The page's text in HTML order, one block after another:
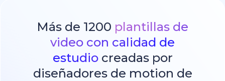
Más de 1200 plantillas de
video con calidad de
estudiocreadas por
diseñadores de motion de